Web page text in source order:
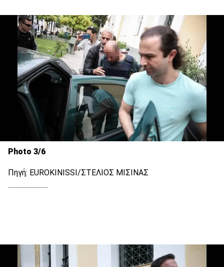
Photo 3/6
Πηγή: EUROKINISSI/ΣΤΕΛΙΟΣ ΜΙΣΙΝΑΣ